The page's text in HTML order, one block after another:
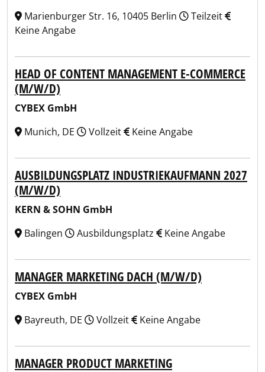
Marienburger Str. 16, 10405 Berlin
Teilzeit
Keine Angabe
HEAD OF CONTENT MANAGEMENT E-COMMERCE
(M/W/D)
CYBEX GmbH
Munich, DE
Vollzeit Keine Angabe
AUSBILDUNGSPLATZ INDUSTRIEKAUFMANN 2027
(M/W/D)
KERN & SOHN GmbH
Balingen
Ausbildungsplatz Keine Angabe
MANAGER MARKETING DACH (M/W/D)
CYBEX GmbH
Bayreuth, DE
Vollzeit Keine Angabe
MANAGER PRODUCT MARKETING